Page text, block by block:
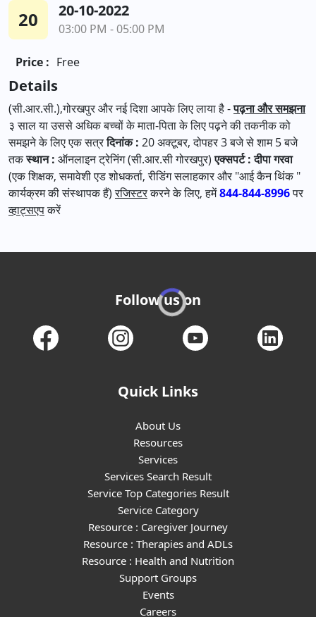
20 20-10-2022
03:00 PM - 05:00 PM
Price : Free
Details
(सी.आर.सी.),गोरखपुर और नई दिशा आपके लिए लाया है -पढ़ना और समझना
३ साल या उससे अधिक बच्चों के माता-पिता के लिए पढ़ने की तकनीक को
समझने के लिए एक सत्रदिनांक : 20 अक्टूबर, दोपहर 3 बजे से शाम 5 बजे
तकस्थान : ऑनलाइन ट्रेनिंग (सी.आर.सी गोरखपुर)एक्सपर्ट : दीपा गरवा
(एक शिक्षक, समावेशी एड शोधकर्ता, रीडिंग सलाहकार और "आई कैन थिंक "
कार्यक्रम की संस्थापक हैं)रजिस्टरकरने के लिए, हमें844-844-8996पर
व्हाट्सएपकरें
Follow us on
Quick Links
About Us
Resources
Services
Services Search Result
Service Top Categories Result
Service Category
Resource : Caregiver Journey
Resource : Therapies and ADLs
Resource : Health and Nutrition
Support Groups
Events
Careers